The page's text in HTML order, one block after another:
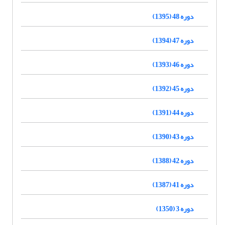
دوره 48 (1395)
دوره 47 (1394)
دوره 46 (1393)
دوره 45 (1392)
دوره 44 (1391)
دوره 43 (1390)
دوره 42 (1388)
دوره 41 (1387)
دوره 3 (1350)